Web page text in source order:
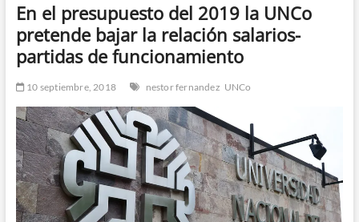
En el presupuesto del 2019 la UNCo
pretende bajar la relación salarios-
partidas de funcionamiento
10 septiembre, 2018 nestor fernandez UNCo